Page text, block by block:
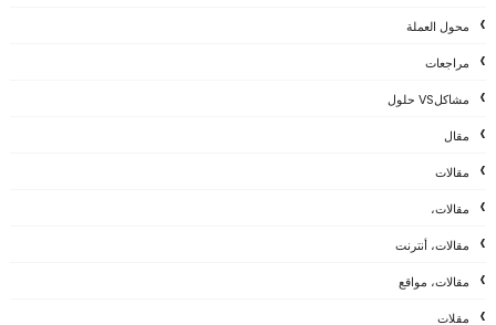
محول العملة
مراجعات
مشاكلVS حلول
مقال
مقالات
مقالات،
مقالات، أنترنت
مقالات، مواقع
مقلات